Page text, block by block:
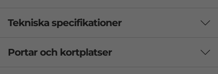
Kraftfulla prestanda när det behövs
kommer att få dig att vilja vara produktiv,
Tekniska specifikationer
PRESTANDA
Portar och kortplatser